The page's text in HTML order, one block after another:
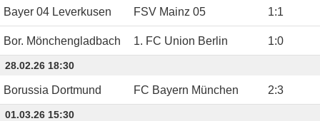
Bayer 04 Leverkusen FSV Mainz 05 1:1
Bor. Mönchengladbach 1. FC Union Berlin 1:0
28.02.26 18:30
Borussia Dortmund FC Bayern München 2:3
01.03.26 15:30